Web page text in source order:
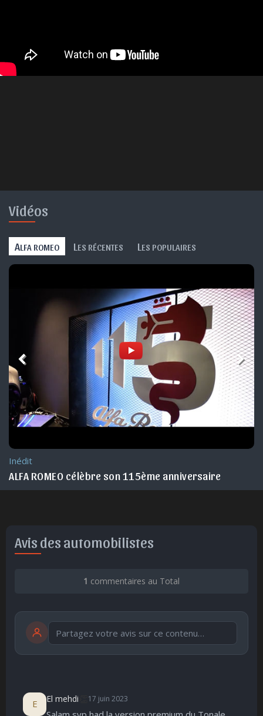
Vidéos
ALFA ROMEO L ES RÉCENTES L ES POPULAIRES
Inédit
ALFA ROMEO célèbre son 115ème anniversaire
Avis des automobilistes
1 commentaires au Total
publication immédiate Publier
E El mehdi 17 juin 2023